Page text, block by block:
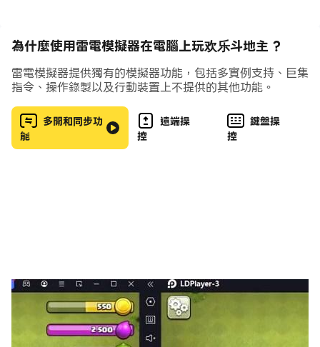
為什麼使用雷電模擬器在電腦上玩欢乐斗地主 ?
雷電模擬器提供獨有的模擬器功能，包括多實例支持、巨集
指令、操作錄製以及行動裝置上不提供的其他功能。
多開和同步功
能
遠端操
控
鍵盤操
控